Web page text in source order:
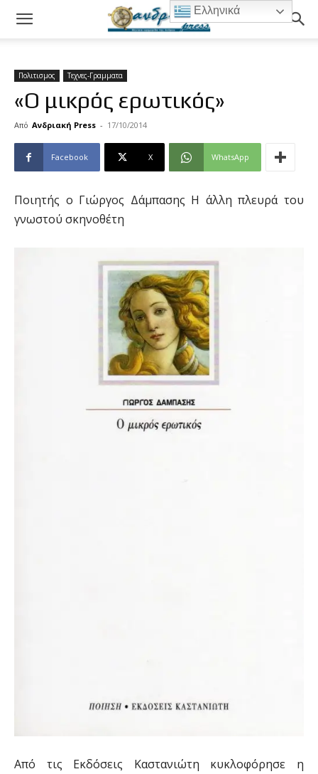
Πολιτισμος Τεχνες-Γραμματα
«Ο μικρός ερωτικός»
Από Ανδριακή Press - 17/10/2014
Facebook X WhatsApp
Ποιητής ο Γιώργος Δάμπασης Η άλλη πλευρά του
γνωστού σκηνοθέτη
Από τις Εκδόσεις Καστανιώτη κυκλοφόρησε η
Ελληνικά